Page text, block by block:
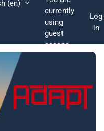
‎(en)‎
currently
using
guest
access
Log
in